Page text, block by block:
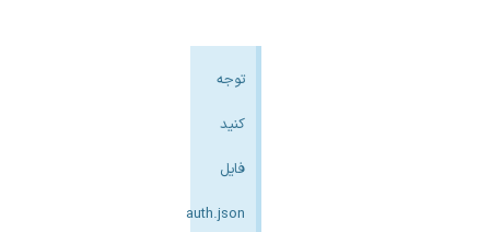
توجه
کنید
فایل
auth.json